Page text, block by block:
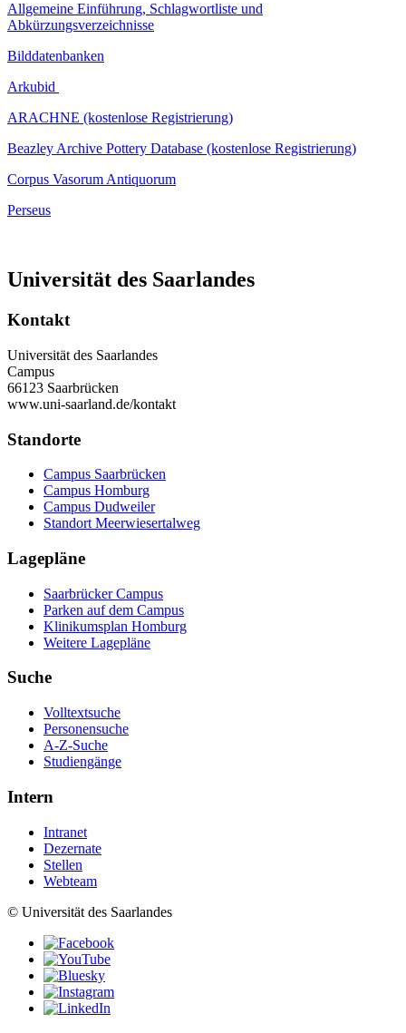
Allgemeine Einführung, Schlagwortliste und
Abkürzungsverzeichnisse
Bilddatenbanken
Arkubid
ARACHNE (kostenlose Registrierung)
Beazley Archive Pottery Database (kostenlose Registrierung)
Corpus Vasorum Antiquorum
Perseus
Universität des Saarlandes
Kontakt
Universität des Saarlandes
Campus
66123 Saarbrücken
www.uni-saarland.de/kontakt
Standorte
Campus Saarbrücken
Campus Homburg
Campus Dudweiler
Standort Meerwiesertalweg
Lagepläne
Saarbrücker Campus
Parken auf dem Campus
Klinikumsplan Homburg
Weitere Lagepläne
Suche
Volltextsuche
Personensuche
A-Z-Suche
Studiengänge
Intern
Intranet
Dezernate
Stellen
Webteam
© Universität des Saarlandes